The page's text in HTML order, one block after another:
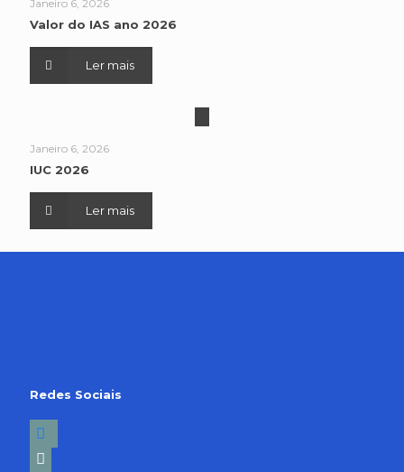
Janeiro 6, 2026
Valor do IAS ano 2026
Ler mais
Janeiro 6, 2026
IUC 2026
Ler mais
Redes Sociais
facebook2
linkedin-